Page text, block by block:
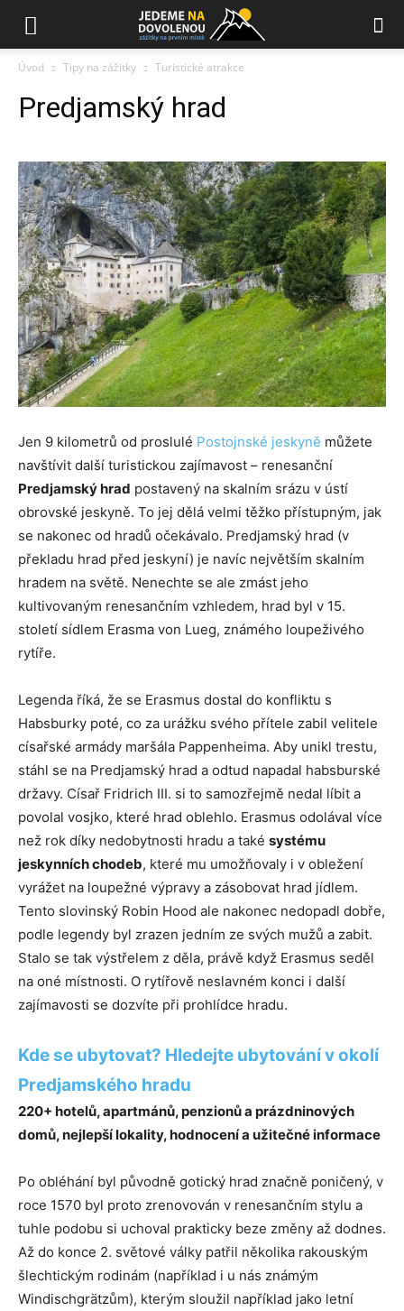
Úvod Tipy na zážitky Turistické atrakce
Predjamský hrad
Jen 9 kilometrů od proslulé Postojnské jeskyně můžete
navštívit další turistickou zajímavost – renesanční
Predjamský hrad postavený na skalním srázu v ústí
obrovské jeskyně. To jej dělá velmi těžko přístupným, jak
se nakonec od hradů očekávalo. Predjamský hrad (v
překladu hrad před jeskyní) je navíc největším skalním
hradem na světě. Nenechte se ale zmást jeho
kultivovaným renesančním vzhledem, hrad byl v 15.
století sídlem Erasma von Lueg, známého loupeživého
rytíře.
Legenda říká, že se Erasmus dostal do konfliktu s
Habsburky poté, co za urážku svého přítele zabil velitele
císařské armády maršála Pappenheima. Aby unikl trestu,
stáhl se na Predjamský hrad a odtud napadal habsburské
državy. Císař Fridrich III. si to samozřejmě nedal líbit a
povolal vosjko, které hrad oblehlo. Erasmus odolával více
než rok díky nedobytnosti hradu a také systému
jeskynních chodeb, které mu umožňovaly i v obležení
vyrážet na loupežné výpravy a zásobovat hrad jídlem.
Tento slovinský Robin Hood ale nakonec nedopadl dobře,
podle legendy byl zrazen jedním ze svých mužů a zabit.
Stalo se tak výstřelem z děla, právě když Erasmus seděl
na oné místnosti. O rytířově neslavném konci i další
zajímavosti se dozvíte při prohlídce hradu.
Kde se ubytovat? Hledejte ubytování v okolí
Predjamského hradu
220+ hotelů, apartmánů, penzionů a prázdninových
domů, nejlepší lokality, hodnocení a užitečné informace
Po obléhání byl původně gotický hrad značně poničený, v
roce 1570 byl proto zrenovován v renesančním stylu a
tuhle podobu si uchoval prakticky beze změny až dodnes.
Až do konce 2. světové války patřil několika rakouským
šlechtickým rodinám (například i u nás známým
Windischgrätzům), kterým sloužil například jako letní